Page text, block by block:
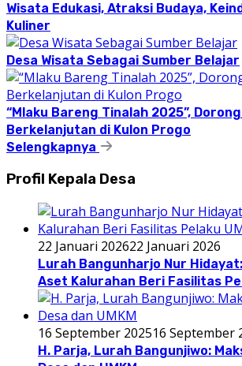
Wisata Edukasi, Atraksi Budaya,
Kuliner
Desa Wisata Sebagai Sumber Belajar
“Mlaku Bareng Tinalah 2025”,
Berkelanjutan di Kulon Progo
Selengkapnya
Profil Kepala Desa
22 Januari 202622 Januari 2026
Lurah Bangunharjo Nur
Aset Kalurahan Beri Fasilitas
16 September 202516 September
H. Parja, Lurah Bangunjiwo: